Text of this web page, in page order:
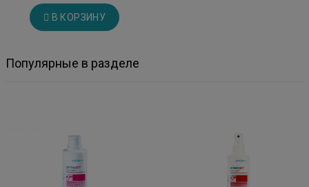
В КОРЗИНУ
Популярные в разделе